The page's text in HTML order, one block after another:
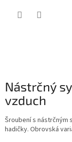
Nástrčný
vzduch
Šroubení s
hadičky. Obrovská